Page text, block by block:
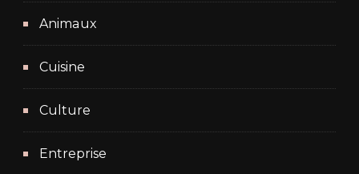
Animaux
Cuisine
Culture
Entreprise